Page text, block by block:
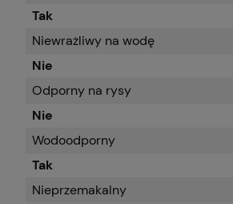
Tak
Niewrażliwy na wodę
Nie
Odporny na rysy
Nie
Wodoodporny
Tak
Nieprzemakalny